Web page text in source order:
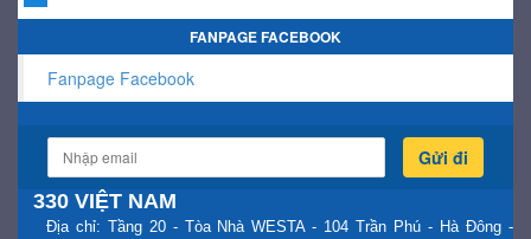
FANPAGE FACEBOOK
Fanpage Facebook
Gửi đi
330 VIỆT NAM
Địa chỉ: Tầng 20 - Tòa Nhà WESTA - 104 Trần Phú - Hà Đông -